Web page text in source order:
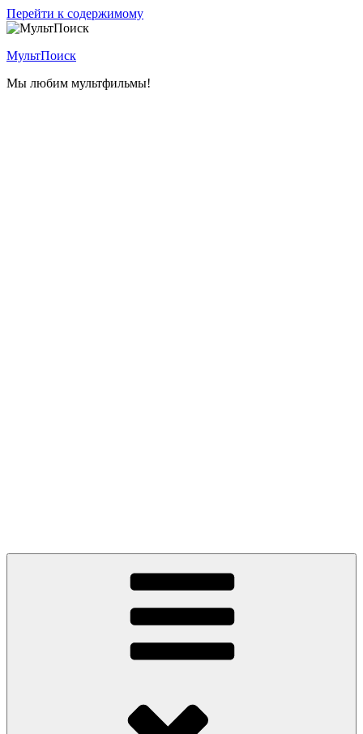
Перейти к содержимому
МультПоиск
Мы любим мультфильмы!